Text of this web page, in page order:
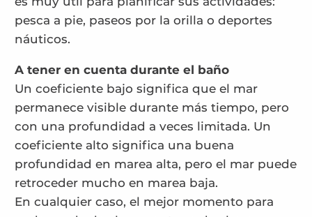
pesca a pie, paseos por la orilla o deportes
náuticos.
A tener en cuenta durante el baño
Un coeficiente bajo significa que el mar
permanece visible durante más tiempo, pero
con una profundidad a veces limitada. Un
coeficiente alto significa una buena
profundidad en marea alta, pero el mar puede
retroceder mucho en marea baja.
En cualquier caso, el mejor momento para